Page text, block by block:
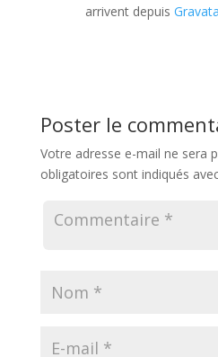
arrivent depuis
Poster le
Votre adresse e-mail ne sera
obligatoires sont indiqués